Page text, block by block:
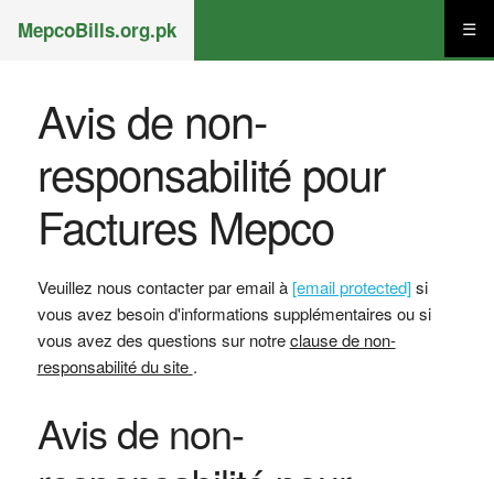
MepcoBills.org.pk ☰
Avis de non-
responsabilité pour
Factures Mepco
Veuillez nous contacter par email à [email protected] si
vous avez besoin d'informations supplémentaires ou si
vous avez des questions sur notreclause de non-
responsabilité du site .
Avis de non-